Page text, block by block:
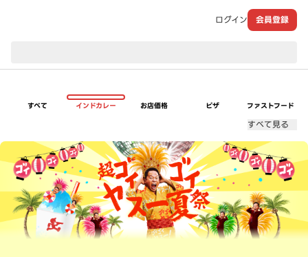
ログイン 会員登録
すべて インドカレー お店価格 ピザ ファストフード
すべて見る
超ゴイゴイヤスー夏祭